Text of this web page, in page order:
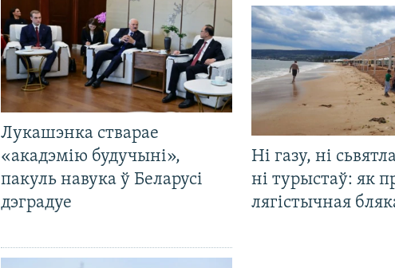
Лукашэнка стварае
«акадэмію будучыні»,
пакуль навука ў Беларусі
дэградуе
Ні газу, ні
ні турыстаў: як
лягістычная